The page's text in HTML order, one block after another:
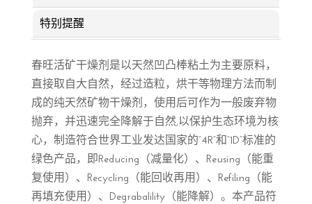
特别提醒
春旺活矿干燥剂是以天然凹凸棒粘土为主要原料，
直接取自大自然，经过造粒，烘干等物理方法而制
成的纯天然矿物干燥剂，使用后可作为一般废弃物
抛弃，并迅速完全降解于自然,以保护生态环境为核
心，制造符合世界工业发达国家的“4R”和“1D”标准的
绿色产品，即Reducing（减量化）、Reusing（能重
复使用）、Recycling（能回收再用）、Refiling（能
再填充使用）、Degrabalility（能降解）。本产品符